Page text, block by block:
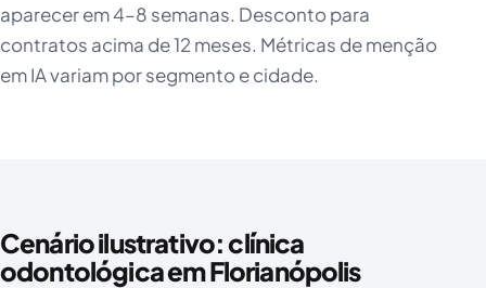
aparecer em 4–8 semanas. Desconto para
contratos acima de 12 meses. Métricas de menção
em IA variam por segmento e cidade.
Cenário ilustrativo: clínica
odontológica em Florianópolis